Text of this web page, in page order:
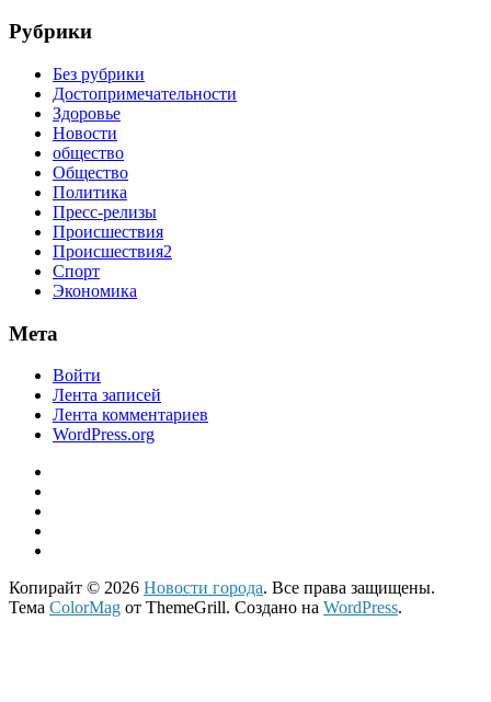
Рубрики
Без рубрики
Достопримечательности
Здоровье
Новости
общество
Общество
Политика
Пресс-релизы
Происшествия
Происшествия2
Спорт
Экономика
Мета
Войти
Лента записей
Лента комментариев
WordPress.org
Копирайт © 2026 Новости города. Все права защищены.
Тема ColorMag от ThemeGrill. Создано на WordPress.